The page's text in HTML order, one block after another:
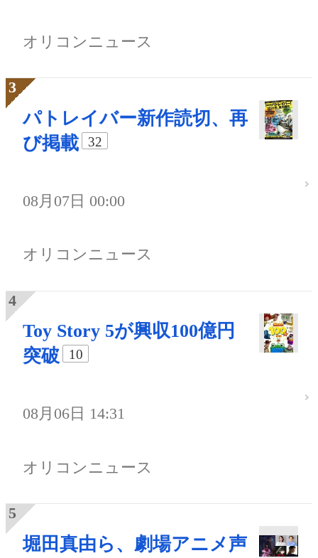
オリコンニュース
パトレイバー新作読切、再
び掲載
32
08月07日 00:00
オリコンニュース
Toy Story 5が興収100億円
突破
10
08月06日 14:31
オリコンニュース
堀田真由ら、劇場アニメ声